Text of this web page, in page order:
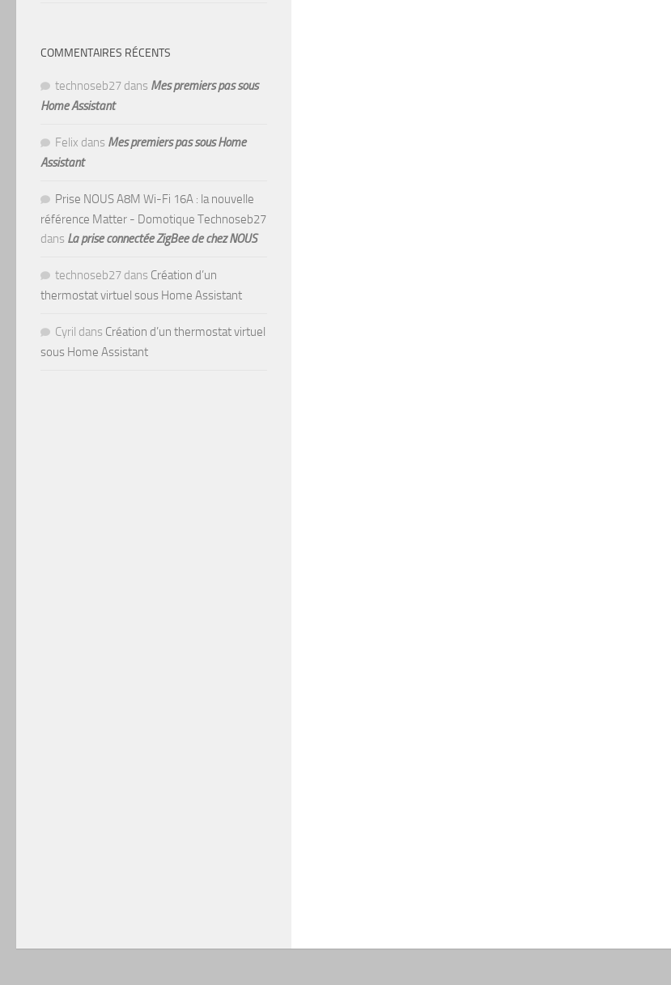
COMMENTAIRES RÉCENTS
technoseb27 dans Mes premiers pas sous
Home Assistant
Felix dans Mes premiers pas sous Home
Assistant
Prise NOUS A8M Wi-Fi 16A : la nouvelle
référence Matter - Domotique Technoseb27
dans La prise connectée ZigBee de chez NOUS
technoseb27 dans Création d’un
thermostat virtuel sous Home Assistant
Cyril dans Création d’un thermostat virtuel
sous Home Assistant